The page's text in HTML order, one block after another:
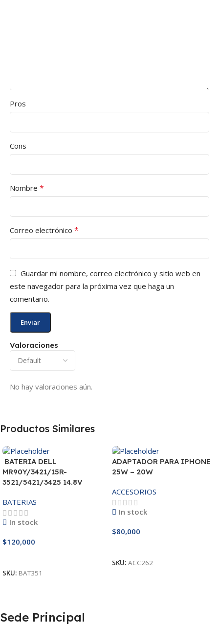
Valoraciones
No hay valoraciones aún.
Pros
Cons
Nombre *
Correo electrónico *
Guardar mi nombre, correo electrónico y sitio web en
este navegador para la próxima vez que haga un
comentario.
Productos Similares
BATERIA DELL
MR90Y/3421/15R-
3521/5421/3425 14.8V
BATERIAS
In stock
$120,000
SKU: BAT351
ADAPTADOR PARA IPHONE
25W – 20W
ACCESORIOS
In stock
$80,000
SKU: ACC262
Sede Principal